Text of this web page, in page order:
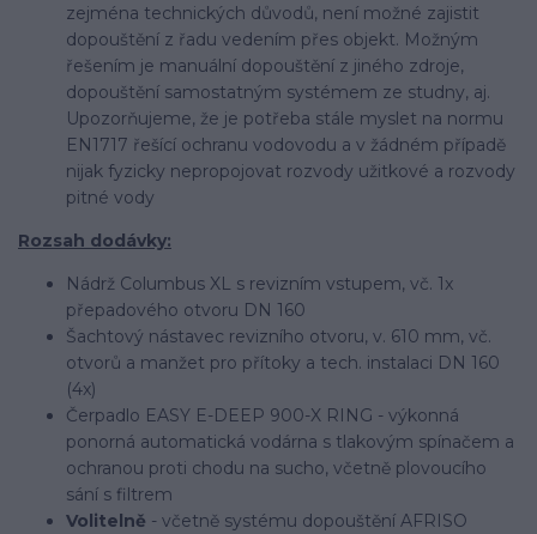
zejména technických důvodů, není možné zajistit
dopouštění z řadu vedením přes objekt. Možným
řešením je manuální dopouštění z jiného zdroje,
dopouštění samostatným systémem ze studny, aj.
Upozorňujeme, že je potřeba stále myslet na normu
EN1717 řešící ochranu vodovodu a v žádném případě
nijak fyzicky nepropojovat rozvody užitkové a rozvody
pitné vody
Rozsah dodávky:
Nádrž Columbus XL s revizním vstupem, vč. 1x
přepadového otvoru DN 160
Šachtový nástavec revizního otvoru, v. 610 mm, vč.
otvorů a manžet pro přítoky a tech. instalaci DN 160
(4x)
Čerpadlo EASY E-DEEP 900-X RING - výkonná
ponorná automatická vodárna s tlakovým spínačem a
ochranou proti chodu na sucho, včetně plovoucího
sání s filtrem
Volitelně - včetně systému dopouštění AFRISO